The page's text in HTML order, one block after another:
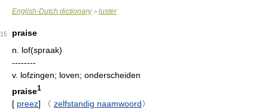
English-Dutch dictionary> luster
15
praise
n. lof(spraak)
--------
v. lofzingen; loven; onderscheiden
praise1
[ preez] 〈 zelfstandig naamwoord〉